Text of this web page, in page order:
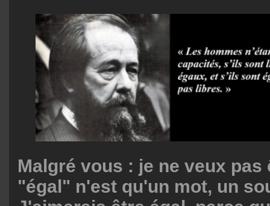
Malgré vous : je ne veux pas
"égal" n'est qu'un mot, un